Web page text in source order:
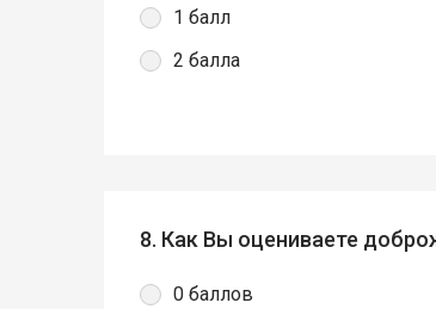
1 балл
2 балла
8. Как Вы оцениваете
0 баллов